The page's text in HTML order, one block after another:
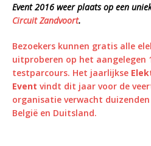
Event 2016 weer plaats op een
Circuit Zandvoort.
Bezoekers kunnen gratis alle
uitproberen op het aangelegen
testparcours. Het jaarlijkse
Event vindt dit jaar voor de
organisatie verwacht
België en Duitsland.